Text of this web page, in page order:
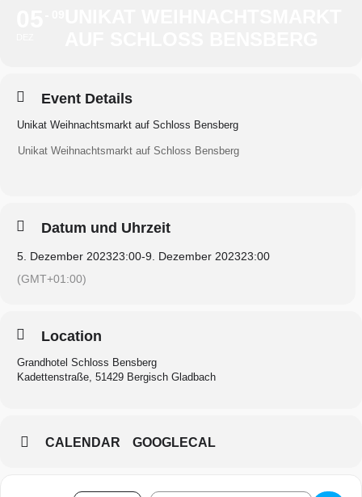
Event Details
Unikat Weih­nachts­markt auf Schloss Bensberg
Unikat Weih­nachts­markt auf Schloss Bensberg
Datum und Uhrzeit
5. Dezember 202323:00-9. Dezember 202323:00
(GMT+01:00)
Location
Grandhotel Schloss Bensberg
Kadettenstraße, 51429 Bergisch Gladbach
CALENDAR GOOGLECAL